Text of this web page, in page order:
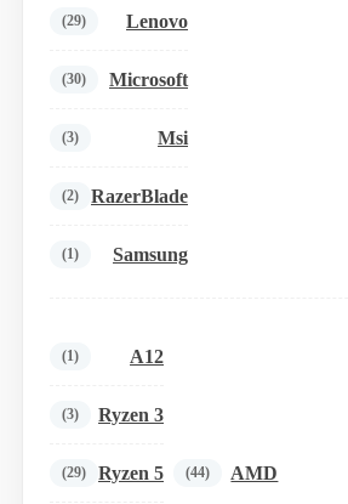
Lenovo
(29)
Microsoft
(30)
Msi
(3)
RazerBlade
(2)
Samsung
(1)
AMD
(44)
A12
(1)
Ryzen 3
(3)
Ryzen 5
(29)